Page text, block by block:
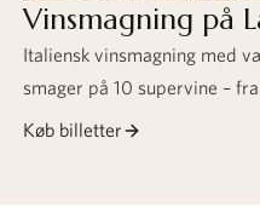
Vinsmagning på
Italiensk vinsmagning med
smager på 10 supervine –
karakterfulde rødvine og
Køb billetter